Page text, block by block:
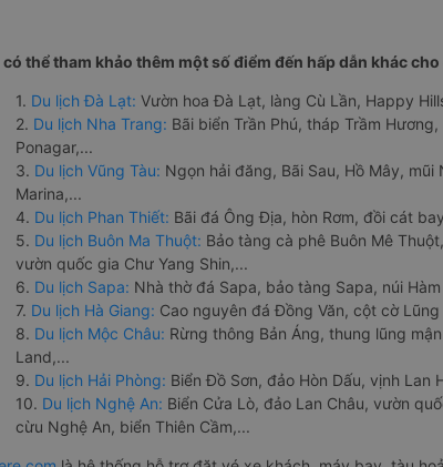
có thể tham khảo thêm một số điểm đến hấp dẫn khác
1. Du lịch Đà Lạt: Vườn hoa Đà Lạt, làng Cù Lần, Happy
2. Du lịch Nha Trang: Bãi biển Trần Phú, tháp Trầm
Ponagar,...
3. Du lịch Vũng Tàu: Ngọn hải đăng, Bãi Sau, Hồ Mây,
Marina,...
4. Du lịch Phan Thiết: Bãi đá Ông Địa, hòn Rơm, đồi cát
5. Du lịch Buôn Ma Thuột: Bảo tàng cà phê Buôn Mê
vườn quốc gia Chư Yang Shin,...
6. Du lịch Sapa: Nhà thờ đá Sapa, bảo tàng Sapa, núi
7. Du lịch Hà Giang: Cao nguyên đá Đồng Văn, cột cờ
8. Du lịch Mộc Châu: Rừng thông Bản Áng, thung lũng
Land,...
9. Du lịch Hải Phòng: Biển Đồ Sơn, đảo Hòn Dấu, vịnh Lan
10. Du lịch Nghệ An: Biển Cửa Lò, đảo Lan Châu, vườn
cừu Nghệ An, biển Thiên Cầm,...